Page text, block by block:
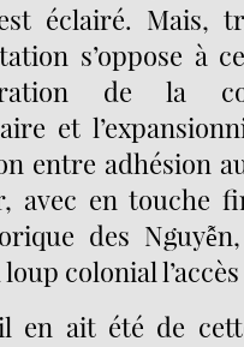
éclairé. Mais,
s’oppose à
de la
et
entre adhésion
avec en touche
des
colonial
en ait été de